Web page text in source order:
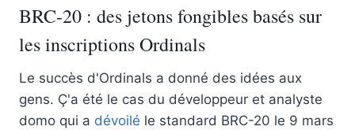
BRC-20 : des jetons fongibles basés sur
les inscriptions Ordinals
Le succès d'Ordinals a donné des idées aux
gens. Ç'a été le cas du développeur et analyste
domo qui a dévoilé le standard BRC-20 le 9 mars